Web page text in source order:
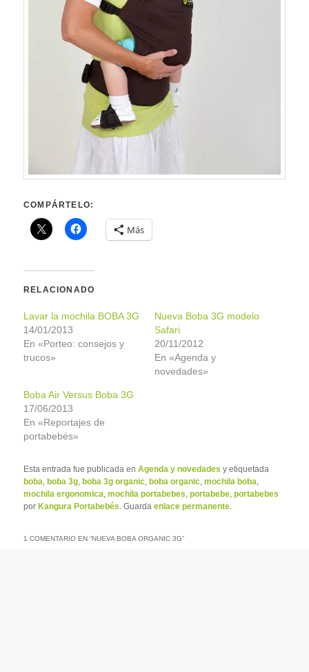
COMPÁRTELO:
Más
RELACIONADO
Lavar la mochila BOBA 3G
14/01/2013
En «Porteo: consejos y
trucos»
Nueva Boba 3G modelo
Safari
20/11/2012
En «Agenda y
novedades»
Boba Air Versus Boba 3G
17/06/2013
En «Reportajes de
portabebés»
Esta entrada fue publicada enAgenda y novedades y etiquetada
boba, boba 3g, boba 3g organic, boba organic,mochila boba,
mochila ergonomica,mochila portabebes,portabebe,portabebes
por Kangura Portabebés. Guardaenlace permanente.
1 COMENTARIO EN “NUEVA BOBA ORGANIC 3G”